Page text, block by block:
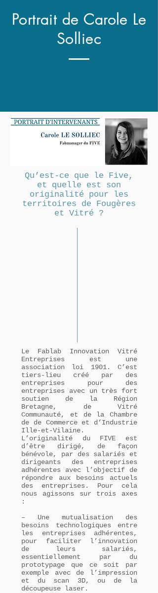
Portrait de Carole Le
Solliec
Qu’est-ce que le Five,
et quelle est son
originalité pour les
territoires de Fougères
et Vitré ?
Le Fablab Innovation Vitré
Entreprises est une
association loi 1901. C’est
tiers-lieu créé par des
entreprises pour des
entreprises avec un très fort
soutien de la Région
Bretagne, de Vitré
Communauté, et de la Chambre
de de Commerce et d’Industrie
Ille-et-Vilaine.
L’originalité du FIVE est
d’être dirigé, de façon
bénévole, par des salariés et
dirigeants des entreprises
adhérentes avec l’objectif de
répondre aux besoins actuels
des entreprises. Pour cela
nous agissons sur trois axes
:
– Une mutualisation des
besoins technologiques entre
les entreprises adhérentes,
pour faciliter l’innovation
de leurs salariés,
essentiellement par du
prototypage que ce soit par
exemple avec de l’impression
et du scan 3D, ou de la
découpeuse laser.